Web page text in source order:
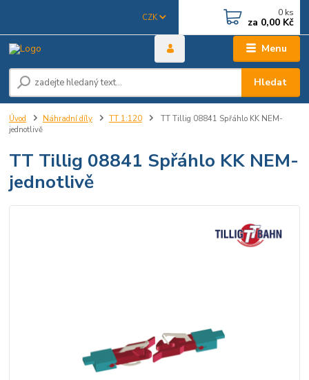
Menu
CZK
Hledat
0 ks
za 0,00 Kč
Úvod Náhradní díly TT 1:120
TT Tillig 08841 Spřáhlo KK NEM-
jednotlivě
TT Tillig 08841 Spřáhlo KK NEM-
jednotlivě